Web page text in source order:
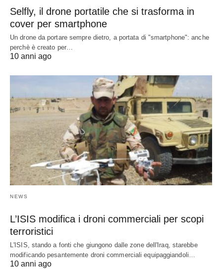
Selfly, il drone portatile che si trasforma in
cover per smartphone
Un drone da portare sempre dietro, a portata di "smartphone": anche
perchè è creato per…
10 anni ago
NEWS
L’ISIS modifica i droni commerciali per scopi
terroristici
L'ISIS, stando a fonti che giungono dalle zone dell'Iraq, starebbe
modificando pesantemente droni commerciali equipaggiandoli…
10 anni ago